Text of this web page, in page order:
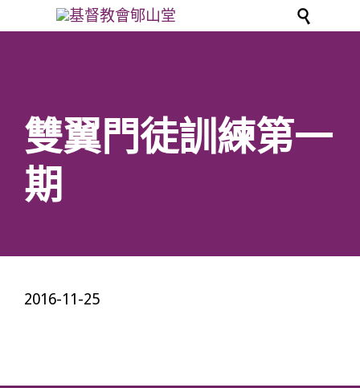

雙翼門徒訓練第一
期
2016-11-25